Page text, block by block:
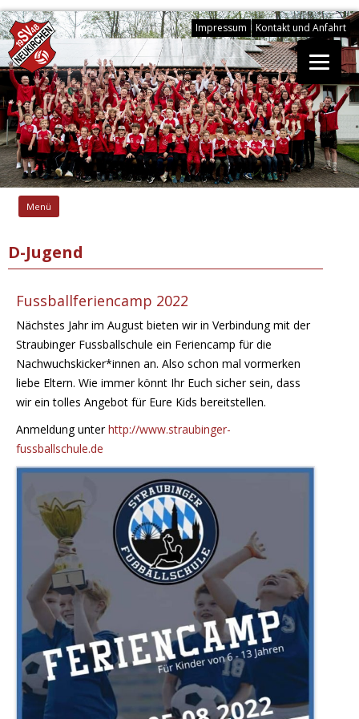
Kontakt und Anfahrt
Impressum
Menü
Springe
D-Jugend
Fussballferiencamp 2022
Nächstes Jahr im August bieten wir in Verbindung mit der
Straubinger Fussballschule ein Feriencamp für die
Nachwuchskicker*innen an. Also schon mal vormerken
liebe Eltern. Wie immer könnt Ihr Euch sicher sein, dass
wir ein tolles Angebot für Eure Kids bereitstellen.
Anmeldung unterhttp://www.straubinger-
fussballschule.de